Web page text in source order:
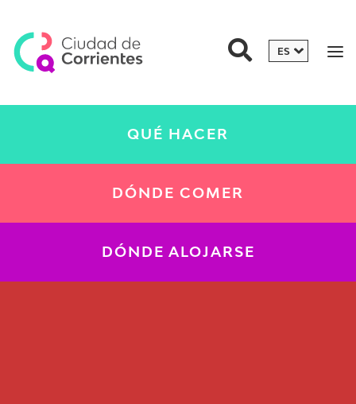
QUÉ HACER
DÓNDE COMER
DÓNDE ALOJARSE